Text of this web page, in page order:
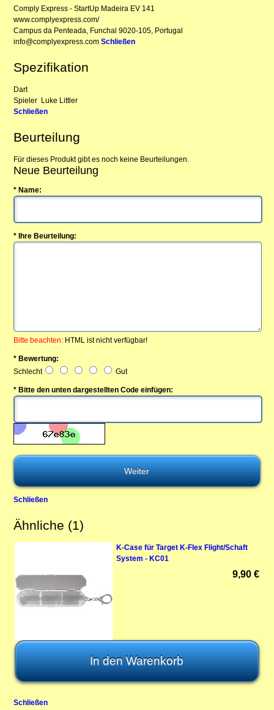
Comply Express - StartUp Madeira EV 141
www.complyexpress.com/
Campus da Penteada, Funchal 9020-105, Portugal
info@complyexpress.comSchließen
Spezifikation
Dart
Spieler Luke Littler
Schließen
Beurteilung
Für dieses Produkt gibt es noch keine Beurteilungen.
Neue Beurteilung
* Name:
* Ihre Beurteilung:
Bitte beachten: HTML ist nicht verfügbar!
* Bewertung:
Schlecht
Gut
* Bitte den unten dargestellten Code einfügen:
Schließen
Ähnliche (1)
K-Case für Target K-Flex Flight/Schaft
System - KC01
9,90 €
Schließen